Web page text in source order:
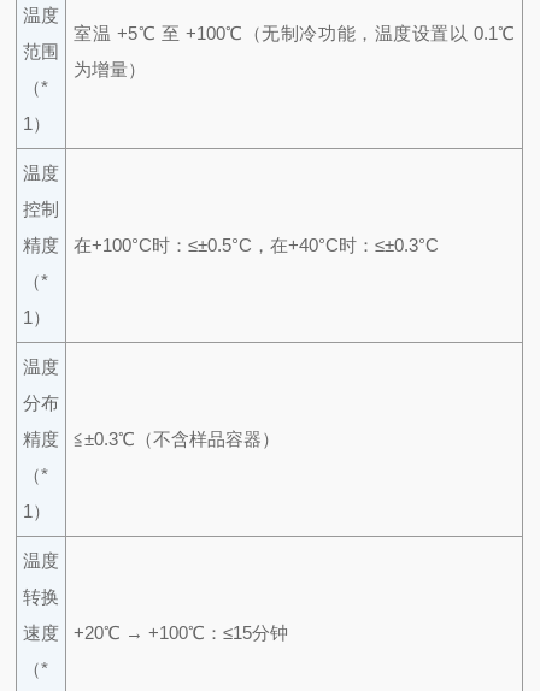
温度
范围
（*
1）
室温 +5℃ 至 +100℃（无制冷功能，温度设置以 0.1℃
为增量）
温度
控制
精度
（*
1）
在+100°C时：≤±0.5°C，在+40°C时：≤±0.3°C
温度
分布
精度
（*
1）
≦±0.3℃（不含样品容器）
温度
转换
速度
（*
+20℃ → +100℃：≤15分钟